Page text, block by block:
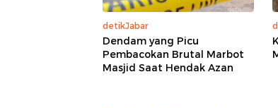
detikJabar
Dendam yang Picu
Pembacokan Brutal Marbot
Masjid Saat Hendak Azan